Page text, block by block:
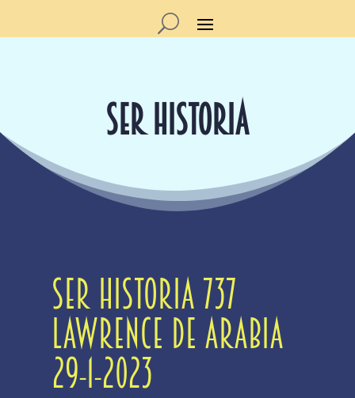
SER HISTORIA
Ser Historia 737
Lawrence de Arabia
29-1-2023